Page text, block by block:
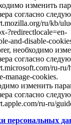
изменить
согласно
ru/kb/
?redirectlocale=en-
and-disable-
необходимо
согласно
ru-
manage-cookies.
изменить
согласно
ru-ru/
персональных